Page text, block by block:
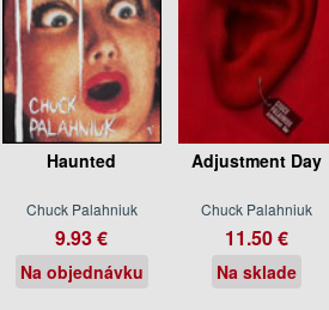
Haunted
Chuck Palahniuk
9.93 €
Na objednávku
Adjustment Day
Chuck Palahniuk
11.50 €
Na sklade